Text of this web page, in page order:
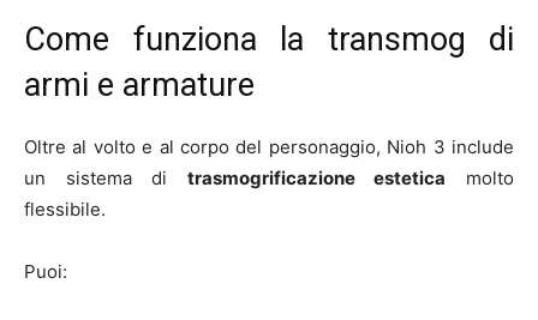
Come funziona la transmog di
armi e armature
Oltre al volto e al corpo del personaggio, Nioh 3 include
un sistema di trasmogrificazione estetica molto
flessibile.
Puoi: